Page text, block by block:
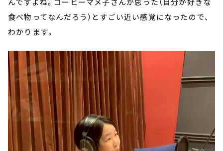
食べ物ってなんだろう）とすごい近い感覚になったので、
わかります。